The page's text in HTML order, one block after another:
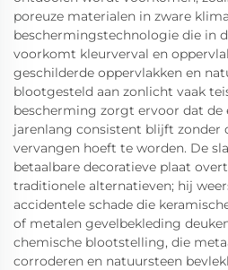
poreuze materialen in zware
beschermingstechnologie die in
voorkomt kleurverval en
geschilderde oppervlakken en
blootgesteld aan zonlicht vaak
bescherming zorgt ervoor dat
jarenlang consistent blijft zonder
vervangen hoeft te worden. De
betaalbare decoratieve plaat
traditionele alternatieven; hij
accidentele schade die
of metalen gevelbekleding
chemische blootstelling, die
corroderen en natuursteen